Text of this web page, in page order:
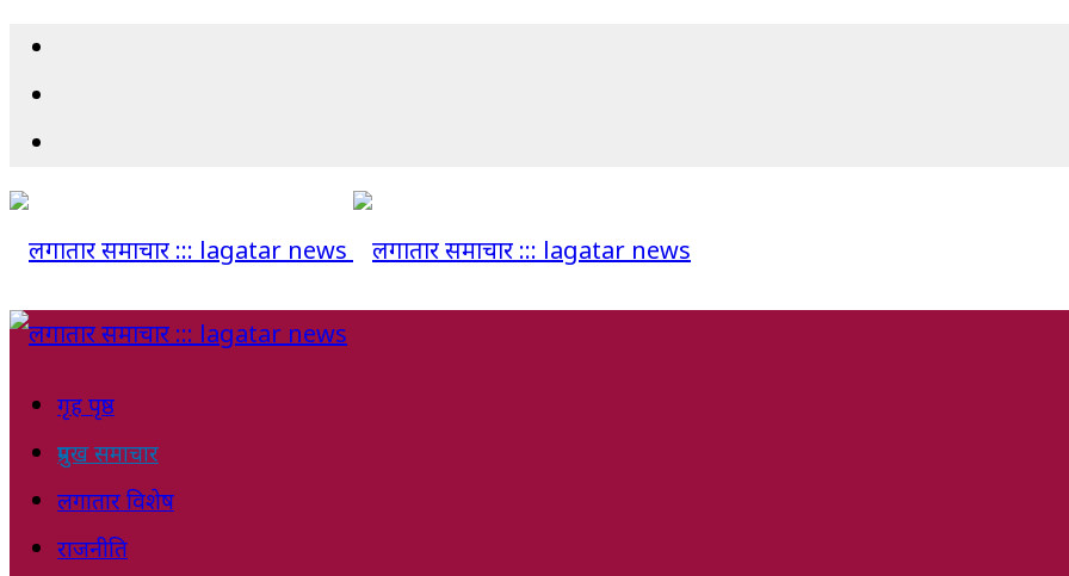
गृह पृष्ठ
प्रमुख समाचार
लगातार विशेष
राजनीति